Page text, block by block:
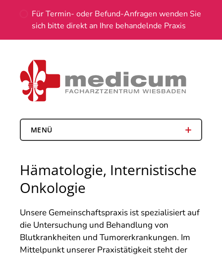
Für Termin- oder Befund-Anfragen wenden Sie
sich bitte direkt an Ihre behandelnde Praxis
MENÜ
Hämatologie, Internistische
Onkologie
Unsere Gemeinschaftspraxis ist spezialisiert auf
die Untersuchung und Behandlung von
Blutkrankheiten und Tumorerkrankungen. Im
Mittelpunkt unserer Praxistätigkeit steht der